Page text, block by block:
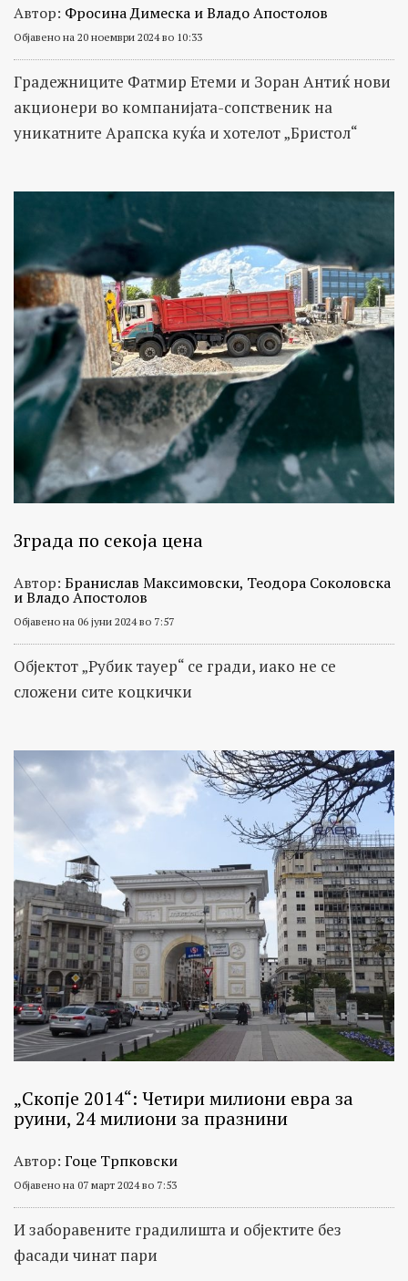
Автор: Фросина Димеска и Владо Апостолов
Објавено на 20 ноември 2024 во 10:33
Градежниците Фатмир Етеми и Зоран Антиќ нови
акционери во компанијата-сопственик на
уникатните Арапска куќа и хотелот „Бристол“
Зграда по секоја цена
Автор: Бранислав Максимовски, Теодора Соколовска
и Владо Апостолов
Објавено на 06 јуни 2024 во 7:57
Објектот „Рубик тауер“ се гради, иако не се
сложени сите коцкички
„Скопје 2014“: Четири милиони евра за
руини, 24 милиони за празнини
Автор: Гоце Трпковски
Објавено на 07 март 2024 во 7:53
И заборавените градилишта и објектите без
фасади чинат пари